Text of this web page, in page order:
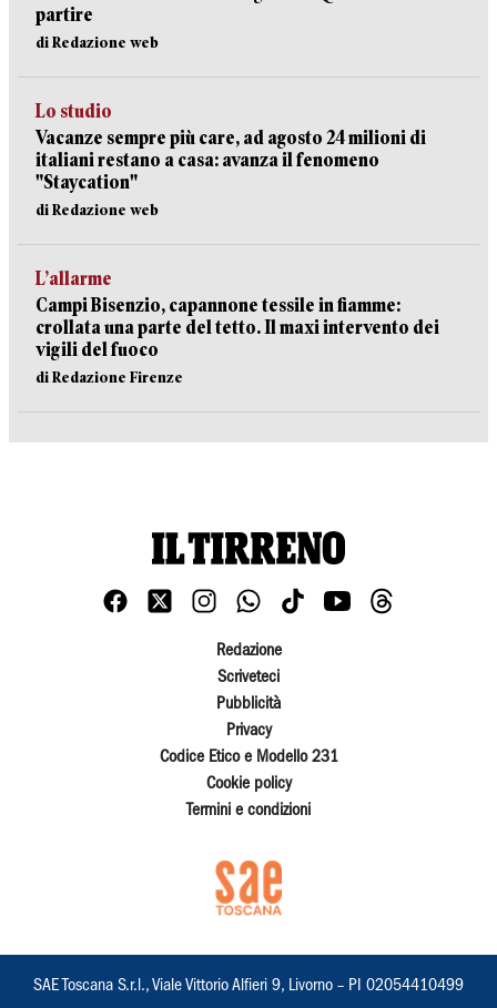
partire
di Redazione web
Lo studio
Vacanze sempre più care, ad agosto 24 milioni di
italiani restano a casa: avanza il fenomeno
"Staycation"
di Redazione web
L’allarme
Campi Bisenzio, capannone tessile in fiamme:
crollata una parte del tetto. Il maxi intervento dei
vigili del fuoco
di Redazione Firenze
Redazione
Scriveteci
Pubblicità
Privacy
Codice Etico e Modello 231
Cookie policy
Termini e condizioni
SAE Toscana S.r.l., Viale Vittorio Alfieri 9, Livorno – PI 02054410499